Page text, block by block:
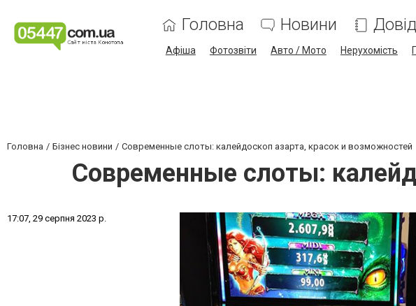
Головна Новини
Афіша Фотозвіти Авто / Мото Нерухомість
Головна Бізнес новини Современные слоты: калейдоскоп азарта, красок и возможностей
Современные слоты:
17:07, 29 серпня 2023 р.